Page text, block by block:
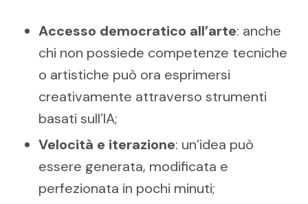
Accesso democratico all’arte: anche
chi non possiede competenze tecniche
o artistiche può ora esprimersi
creativamente attraverso strumenti
basati sull’IA;
Velocità e iterazione: un’idea può
essere generata, modificata e
perfezionata in pochi minuti;